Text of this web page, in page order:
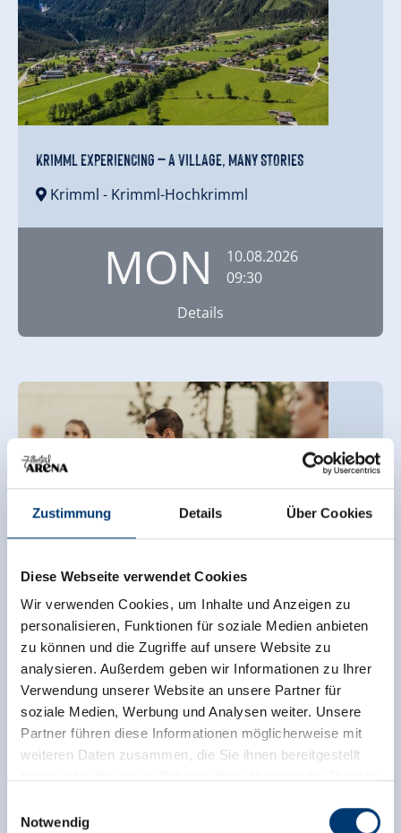
Zustimmung Details Über Cookies
Diese Webseite verwendet Cookies
Wir verwenden Cookies, um Inhalte und Anzeigen zu
personalisieren, Funktionen für soziale Medien anbieten
zu können und die Zugriffe auf unsere Website zu
analysieren. Außerdem geben wir Informationen zu Ihrer
Verwendung unserer Website an unsere Partner für
soziale Medien, Werbung und Analysen weiter. Unsere
Partner führen diese Informationen möglicherweise mit
weiteren Daten zusammen, die Sie ihnen bereitgestellt
Notwendig
KRIMML EXPERIENCING – A VILLAGE, MANY STORIES
Krimml - Krimml-Hochkrimml
MON
10.08.2026
09:30
Details
Fitness Workout mit Mark
Isskogelbahn Talstation - Gerlos
MON
10.08.2026